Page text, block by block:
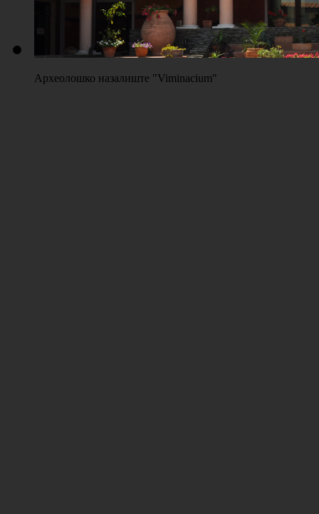
Археолошко назалиште "Viminacium"